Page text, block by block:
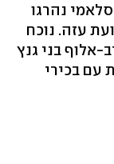
נהרגו
עזה. נוכח
אלוף בני גנץ
עם בכירי